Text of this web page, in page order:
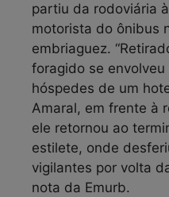
partiu da rodoviária
motorista do ônibus
embriaguez.
foragido se
hóspedes de um
Amaral, em frente à
ele retornou ao
estilete, onde
vigilantes por volta
nota da Emurb.